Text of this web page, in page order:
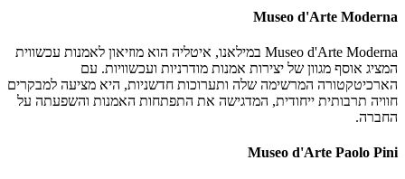
Museo d'Arte Moderna
Museo d'Arte Moderna במילאנו, איטליה הוא מוזיאון לאמנות עכשווית
המציג אוסף מגוון של יצירות אמנות מודרניות ועכשוויות. עם
הארכיטקטורה המרשימה שלה ותערוכות חדשניות, היא מציעה למבקרים
חוויה תרבותית ייחודית, המדגישה את התפתחות האמנות והשפעתה על
החברה.
Museo d'Arte Paolo Pini